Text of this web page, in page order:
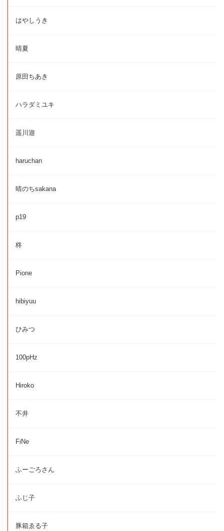
はやしうき
晴夏
原田ちあき
ハラダミユキ
遥川遊
haruchan
晴のちsakana
p19
柊
Pione
hibiyuu
ひみつ
100pHz
Hiroko
不井
FiNe
ふーごろさん
ふじ子
豚箱ゑる子